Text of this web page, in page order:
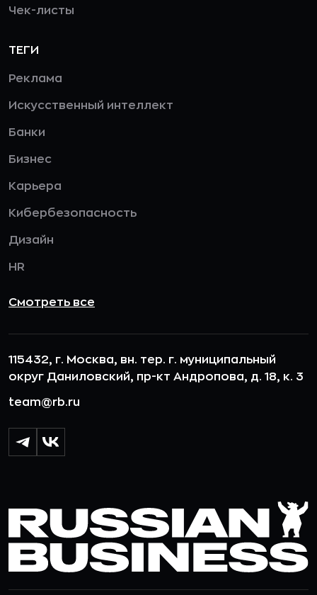
Чек-листы
ТЕГИ
Реклама
Искусственный интеллект
Банки
Бизнес
Карьера
Кибербезопасность
Дизайн
HR
Смотреть все
115432, г. Москва, вн. тер. г. муниципальный
округ Даниловский, пр-кт Андропова, д. 18, к. 3
team@rb.ru